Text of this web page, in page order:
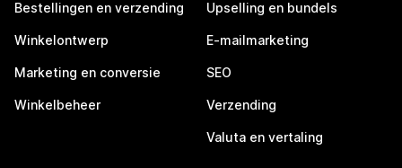
Bestellingen en verzending
Winkelontwerp
Marketing en conversie
Winkelbeheer
Upselling en bundels
E-mailmarketing
SEO
Verzending
Valuta en vertaling